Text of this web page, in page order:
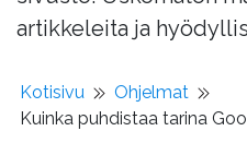
artikkeleita ja
Kotisivu
Ohjelmat
Kuinka puhdistaa tarina